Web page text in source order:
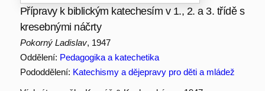
Přípravy k biblickým katechesím v 1., 2. a 3. třídě s
kresebnými náčrty
Pokorný Ladislav, 1947
Oddělení: Pedagogika a katechetika
Pododdělení: Katechismy a dějepravy pro děti a mládež